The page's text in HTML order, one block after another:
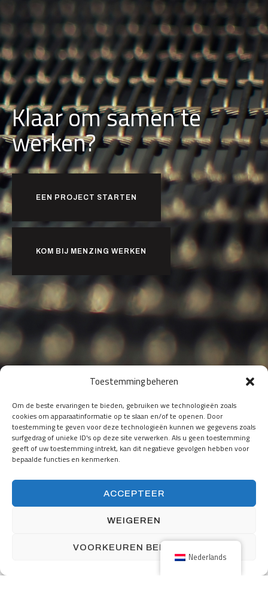
Toestemming beheren
Om de beste ervaringen te bieden, gebruiken we technologieën zoals
cookies om apparaatinformatie op te slaan en/of te openen. Door
toestemming te geven voor deze technologieën kunnen we gegevens zoals
surfgedrag of unieke ID's op deze site verwerken. Als u geen toestemming
geeft of uw toestemming intrekt, kan dit negatieve gevolgen hebben voor
bepaalde functies en kenmerken.
ACCEPTEER
WEIGEREN
VOORKEUREN BEKIJKEN
Klaar om samen te
werken?
EEN PROJECT STARTEN
KOM BIJ MENZING WERKEN
Nederlands